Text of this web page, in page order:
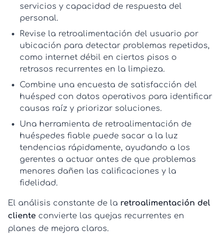
servicios y capacidad de respuesta del
personal.
Revise la retroalimentación del usuario por
ubicación para detectar problemas repetidos,
como internet débil en ciertos pisos o
retrasos recurrentes en la limpieza.
Combine una encuesta de satisfacción del
huésped con datos operativos para identificar
causas raíz y priorizar soluciones.
Una herramienta de retroalimentación de
huéspedes fiable puede sacar a la luz
tendencias rápidamente, ayudando a los
gerentes a actuar antes de que problemas
menores dañen las calificaciones y la
fidelidad.
El análisis constante de la retroalimentación del
cliente convierte las quejas recurrentes en
planes de mejora claros.